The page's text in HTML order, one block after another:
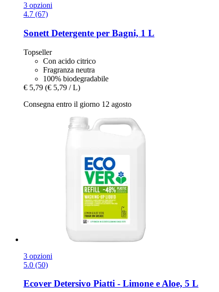
3 opzioni
4.7 (67)
Sonett Detergente per Bagni, 1 L
Topseller
Con acido citrico
Fragranza neutra
100% biodegradabile
€ 5,79 (€ 5,79 / L)
Consegna entro il giorno 12 agosto
3 opzioni
5.0 (50)
Ecover Detersivo Piatti -​ Limone e Aloe, 5 L